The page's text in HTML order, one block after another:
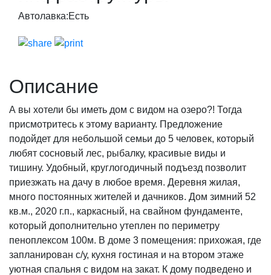
Автолавка:Есть
Описание
А вы хотели бы иметь дом с видом на озеро?! Тогда
присмотритесь к этому варианту. Предложение
подойдет для небольшой семьи до 5 человек, который
любят сосновый лес, рыбалку, красивые виды и
тишину. Удобный, круглогодичный подъезд позволит
приезжать на дачу в любое время. Деревня жилая,
много постоянных жителей и дачников. Дом зимний 52
кв.м., 2020 г.п., каркасный, на свайном фундаменте,
который дополнительно утеплен по периметру
пеноплексом 100м. В доме 3 помещения: прихожая, где
запланирован с/у, кухня гостиная и на втором этаже
уютная спальня с видом на закат. К дому подведено и